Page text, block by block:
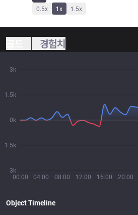
0.5x 1x 1.5x
경험치
00:00 04:00 08:00 12:00 16:00 20:00
3k
1.5k
0k
1.5k
3k
Object Timeline